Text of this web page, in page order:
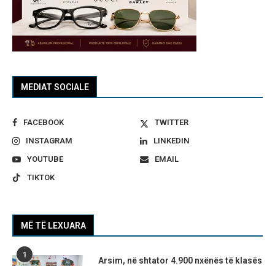
MEDIAT SOCIALE
FACEBOOK
TWITTER
INSTAGRAM
LINKEDIN
YOUTUBE
EMAIL
TIKTOK
MË TË LEXUARA
1
Arsim, në shtator 4.900 nxënës të klasës